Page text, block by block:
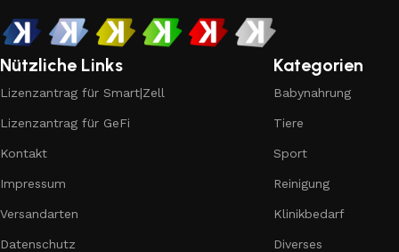
Nützliche Links
Lizenzantrag für Smart|Zell
Lizenzantrag für GeFi
Kontakt
Impressum
Versandarten
Datenschutz
Kategorien
Babynahrung
Tiere
Sport
Reinigung
Klinikbedarf
Diverses